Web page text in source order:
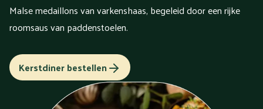
Malse medaillons van varkenshaas, begeleid door een rijke
roomsaus van paddenstoelen.
Kerstdiner bestellen